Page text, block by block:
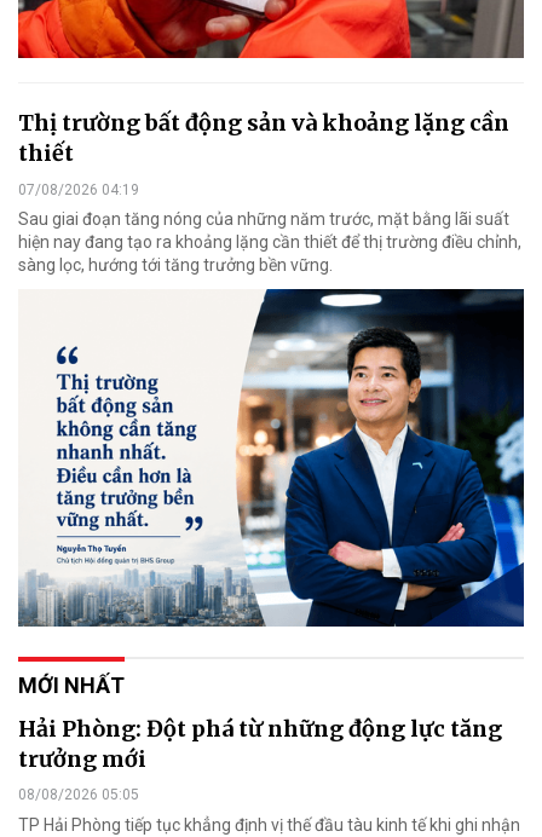
Thị trường bất động sản và khoảng lặng cần
thiết
07/08/2026 04:19
Sau giai đoạn tăng nóng của những năm trước, mặt bằng lãi suất
hiện nay đang tạo ra khoảng lặng cần thiết để thị trường điều chỉnh,
sàng lọc, hướng tới tăng trưởng bền vững.
MỚI NHẤT
Hải Phòng: Đột phá từ những động lực tăng
trưởng mới
08/08/2026 05:05
TP Hải Phòng tiếp tục khẳng định vị thế đầu tàu kinh tế khi ghi nhận